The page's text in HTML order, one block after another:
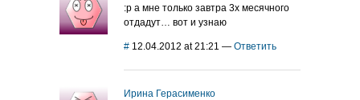
:р а мне только завтра 3х месячного
отдадут… вот и узнаю
# 12.04.2012 at 21:21 — Ответить
Ирина Герасименко